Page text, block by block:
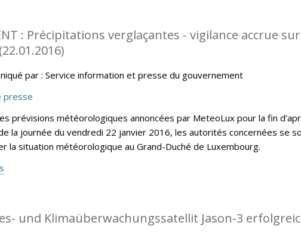
: Précipitations verglaçantes - vigilance accrue
par : Service information et presse du gouvernement
presse
prévisions météorologiques annoncées par MeteoLux pour la fin
la journée du vendredi 22 janvier 2016, les autorités concernées se
la situation météorologique au Grand-Duché de Luxembourg.
und Klimaüberwachungssatellit Jason-3